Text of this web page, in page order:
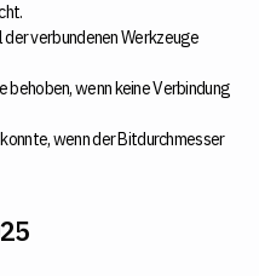
der verbundenen Werkzeuge
behoben, wenn keine Verbindung
wenn der Bitdurchmesser